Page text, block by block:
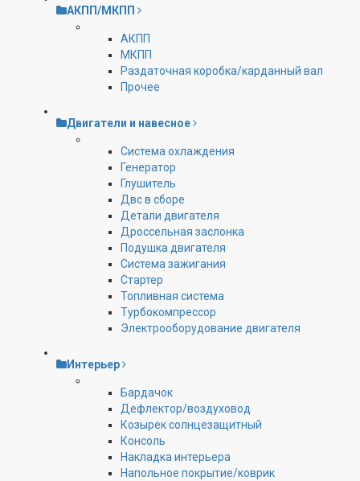
АКПП/МКПП
АКПП
МКПП
Раздаточная коробка/карданный вал
Прочее
Двигатели и навесное
Cистема охлаждения
Генератор
Глушитель
Двс в сборе
Детали двигателя
Дроссельная заслонка
Подушка двигателя
Система зажигания
Стартер
Топливная система
Турбокомпрессор
Электрооборудование двигателя
Интерьер
Бардачок
Дефлектор/воздуховод
Козырек солнцезащитный
Консоль
Накладка интерьера
Напольное покрытие/коврик